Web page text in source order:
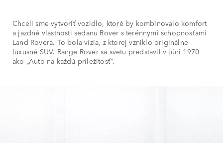
Chceli sme vytvoriť vozidlo, ktoré by kombinovalo komfort
a jazdné vlastnosti sedanu Rover s terénnymi schopnosťami
Land Rovera. To bola vízia, z ktorej vzniklo originálne
luxusné SUV. Range Rover sa svetu predstavil v júni 1970
ako „Auto na každú príležitosť“.